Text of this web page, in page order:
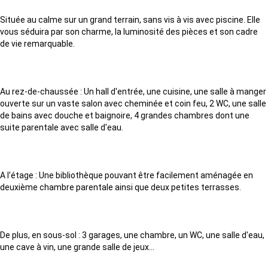
Située au calme sur un grand terrain, sans vis à vis avec piscine. Elle
vous séduira par son charme, la luminosité des pièces et son cadre
de vie remarquable.
Au rez-de-chaussée : Un hall d'entrée, une cuisine, une salle à manger
ouverte sur un vaste salon avec cheminée et coin feu, 2 WC, une salle
de bains avec douche et baignoire, 4 grandes chambres dont une
suite parentale avec salle d'eau.
A l'étage : Une bibliothèque pouvant être facilement aménagée en
deuxième chambre parentale ainsi que deux petites terrasses.
De plus, en sous-sol : 3 garages, une chambre, un WC, une salle d'eau,
une cave à vin, une grande salle de jeux...